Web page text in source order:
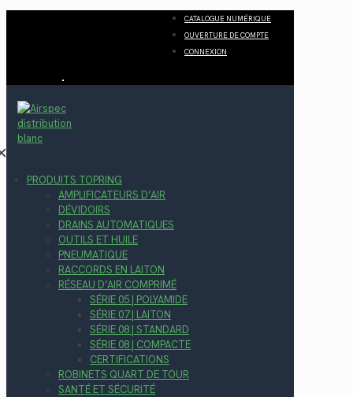
CATALOGUE NUMÉRIQUE
OUVERTURE DE COMPTE
CONNEXION
PRODUITS TOPRING
AMPLIFICATEURS D’AIR
DÉVIDOIRS
DRAINS AUTOMATIQUES
OUTILS ET HUILE
PNEUMATIQUE
RACCORDS EN LAITON
RÉSEAU D’AIR COMPRIMÉ
SÉRIE 05 | POLYAMIDE
SÉRIE 07 | LAITON
SÉRIE 08 | STANDARD
SÉRIE 08 | COMPACTE
CERTIFICATIONS
ROBINETS QUART DE TOUR
SANTÉ ET SÉCURITÉ